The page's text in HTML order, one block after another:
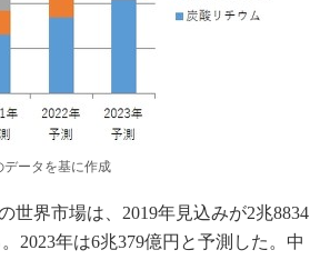
ータを基に作成
界市場は、2019年見込みが2兆8834
2023年は6兆379億円と予測した。中